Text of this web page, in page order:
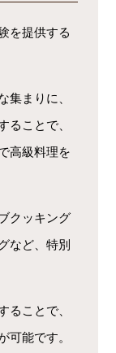
を提供する
集まりに、
ることで、
高級料理を
クッキング
など、特別
ることで、
可能です。